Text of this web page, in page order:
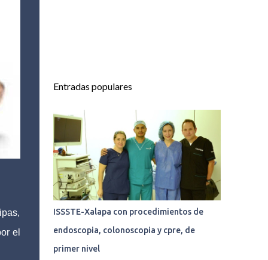
el
Entradas populares
ISSSTE-Xalapa con procedimientos de
endoscopia, colonoscopia y cpre, de
primer nivel